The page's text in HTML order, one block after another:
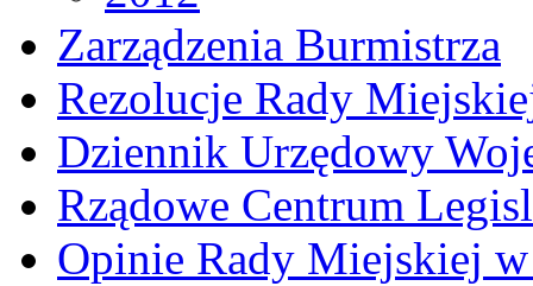
Zarządzenia Burmistrza
Rezolucje Rady
Dziennik Urzędowy
Rządowe Centrum
Opinie Rady Miejskiej w